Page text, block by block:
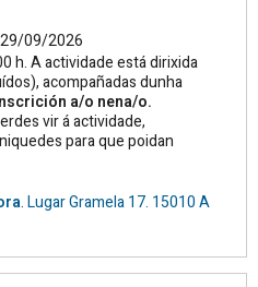
29/09/2026
h. A actividade está dirixida
acompañadas dunha
a/o nena/o.
vir á actividade,
para que poidan
.Lugar Gramela 17. 15010A